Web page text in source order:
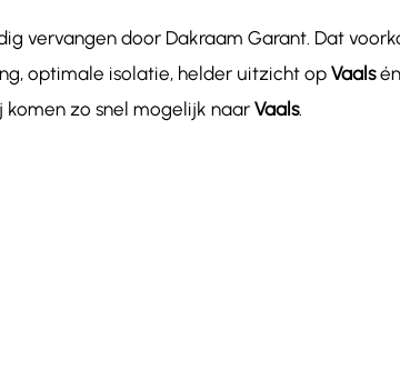
vervangen door Dakraam Garant. Dat
optimale isolatie, helder uitzicht op Vaals
komen zo snel mogelijk naarVaals.